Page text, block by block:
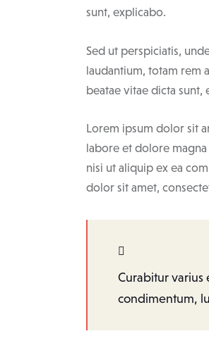
sunt, explicabo.
Sed ut perspiciatis,
laudantium, totam rem
beatae vitae dicta sunt,
Lorem ipsum dolor sit
labore et dolore
nisi ut aliquip ex ea
dolor sit amet,
Curabitur varius
condimentum,